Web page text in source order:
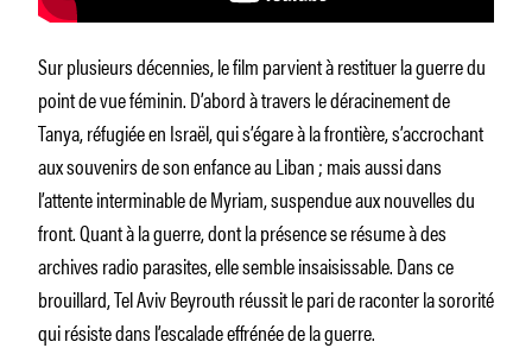
Sur plusieurs décennies, le film parvient à restituer la guerre du
point de vue féminin. D’abord à travers le déracinement de
Tanya, réfugiée en Israël, qui s’égare à la frontière, s’accrochant
aux souvenirs de son enfance au Liban ; mais aussi dans
l’attente interminable de Myriam, suspendue aux nouvelles du
front. Quant à la guerre, dont la présence se résume à des
archives radio parasites, elle semble insaisissable. Dans ce
brouillard, Tel Aviv Beyrouth réussit le pari de raconter la sororité
qui résiste dans l’escalade effrénée de la guerre.